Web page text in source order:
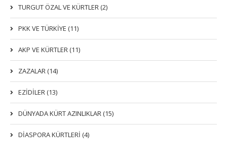
TURGUT ÖZAL VE KÜRTLER (2)
PKK VE TÜRKIYE (11)
AKP VE KÜRTLER (11)
ZAZALAR (14)
EZIDILER (13)
DÜNYADA KÜRT AZINLIKLAR (15)
DİASPORA KÜRTLERİ (4)